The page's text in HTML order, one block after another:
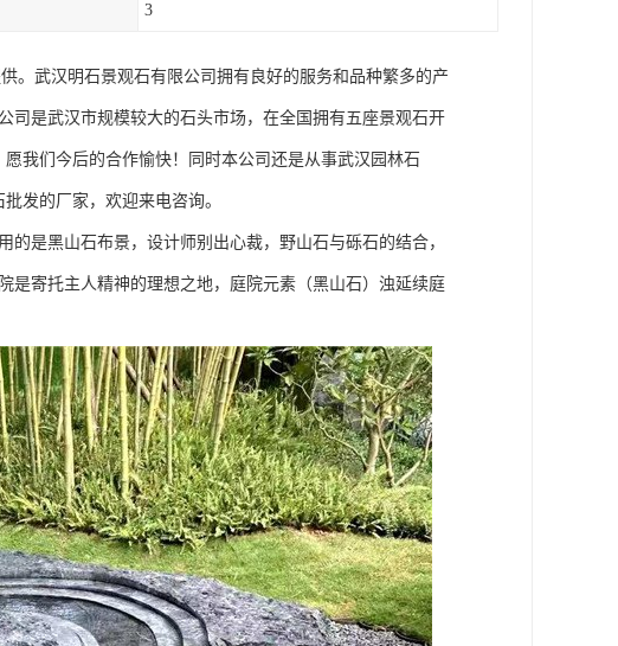
3
。武汉明石景观石有限公司拥有良好的服务和品种繁多的产
司是武汉市规模较大的石头市场，在全国拥有五座景观石开
我们今后的合作愉快！同时本公司还是从事武汉园林石
发的厂家，欢迎来电咨询。
是黑山石布景，设计师别出心裁，野山石与砾石的结合，
是寄托主人精神的理想之地，庭院元素（黑山石）浊延续庭